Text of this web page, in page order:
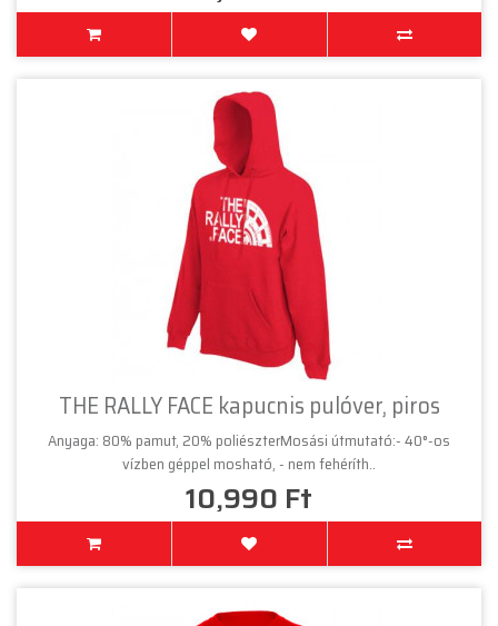
THE RALLY FACE kapucnis pulóver, piros
Anyaga: 80% pamut, 20% poliészterMosási útmutató:- 40°-os
vízben géppel mosható, - nem fehéríth..
10,990 Ft